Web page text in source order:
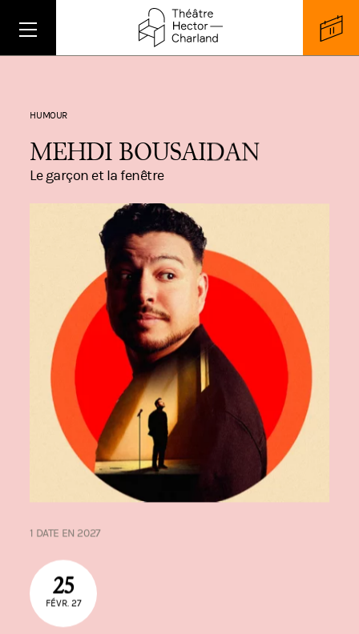
HUMOUR
MEHDI BOUSAIDAN
Le garçon et la fenêtre
1 DATE EN 2027
25
FÉVR. 27